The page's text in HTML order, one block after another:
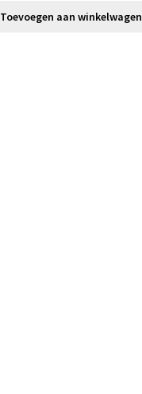
Toevoegen aan winkelwagen